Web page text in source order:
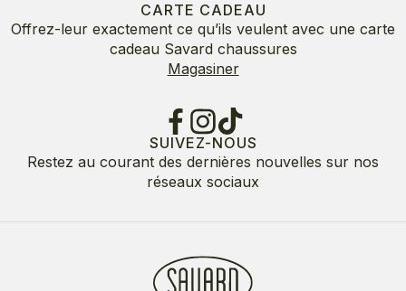
CARTE CADEAU
Offrez-leur exactement ce qu’ils veulent avec une carte
cadeau Savard chaussures
Magasiner
SUIVEZ-NOUS
Restez au courant des dernières nouvelles sur nos
réseaux sociaux